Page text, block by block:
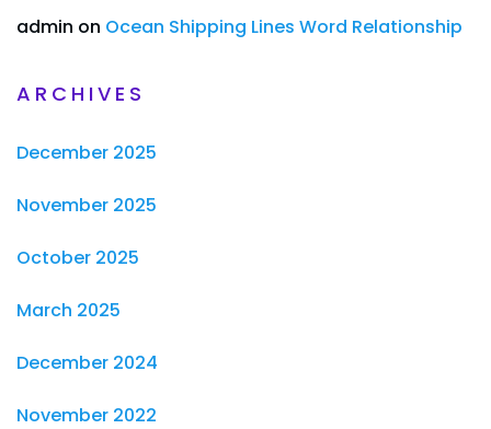
admin on Ocean Shipping Lines Word Relationship
ARCHIVES
December 2025
November 2025
October 2025
March 2025
December 2024
November 2022